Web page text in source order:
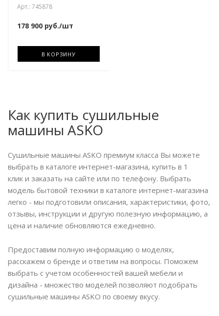
Арт.: 745878
178 900 руб./шт
В КОРЗИНУ
Как купить сушильные
машины ASKO
Сушильные машины ASKO премиум класса Вы можете
выбрать в каталоге интернет-магазина, купить в 1
клик и заказать на сайте или по телефону. Выбрать
модель бытовой техники в каталоге интернет-магазина
легко - мы подготовили описания, характеристики, фото,
отзывы, инструкции и другую полезную информацию, а
цена и наличие обновляются ежедневно.
Предоставим полную информацию о моделях,
расскажем о бренде и ответим на вопросы. Поможем
выбрать с учетом особенностей вашей мебели и
дизайна - множество моделей позволяют подобрать
сушильные машины ASKO по своему вкусу.